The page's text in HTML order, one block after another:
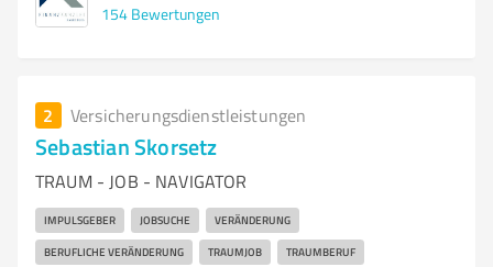
154 Bewertungen
2 Versicherungsdienstleistungen
Sebastian Skorsetz
TRAUM - JOB - NAVIGATOR
IMPULSGEBER JOBSUCHE VERÄNDERUNG
BERUFLICHE VERÄNDERUNG TRAUMJOB TRAUMBERUF